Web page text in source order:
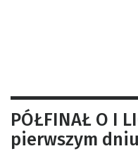
PÓŁFINAŁ O I
pierwszym